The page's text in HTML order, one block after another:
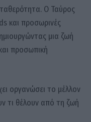
Ο Ταύρος
και προσωρινές
μια ζωή
προσωπική
οργανώσει το μέλλον
τι θέλουν από τη ζωή